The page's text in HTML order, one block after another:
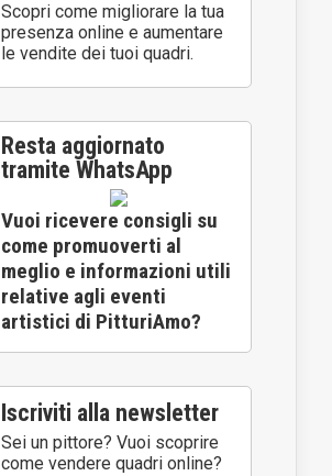
Scopri come migliorare la tua
presenza online e aumentare
le vendite dei tuoi quadri.
Resta aggiornato
tramite WhatsApp
Vuoi ricevere consigli su
come promuoverti al
meglio e informazioni utili
relative agli eventi
artistici di PitturiAmo?
Iscriviti alla newsletter
Sei un pittore? Vuoi scoprire
come vendere quadri online?